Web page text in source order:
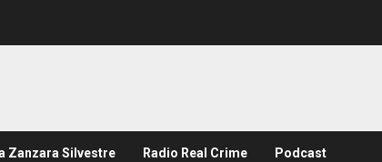
Zanzara Silvestre Radio Real Crime Podcast